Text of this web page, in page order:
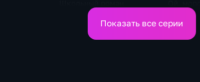
Показать все серии